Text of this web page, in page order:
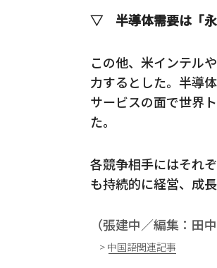
▽ 半導体需要は「永
この他、米インテル
力するとした。半導
サービスの面で世界
た。
各競争相手にはそれ
も持続的に経営、成
（張建中／編集：田中
> 中国語関連記事